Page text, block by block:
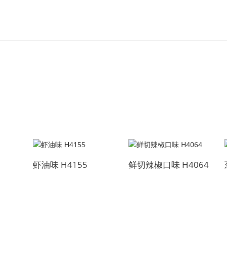
虾油味 H4155 鲜切辣椒口味 H4064